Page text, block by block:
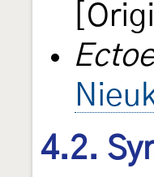
4.2.